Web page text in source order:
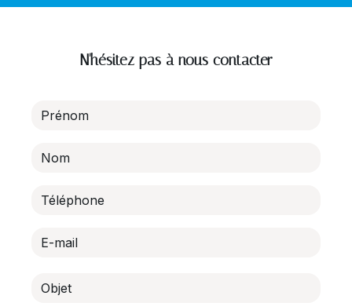
N'hésitez pas à nous contacter